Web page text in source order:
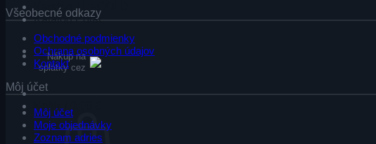
Katalóg TEFCOLD
Katalóg Polar
Nákup na
splátky cez
Košík /
Všeobecné odkazy
Obchodné podmienky
Ochrana osobných údajov
Kontakt
Môj účet
Môj účet
Moje objednávky
Zoznam adries